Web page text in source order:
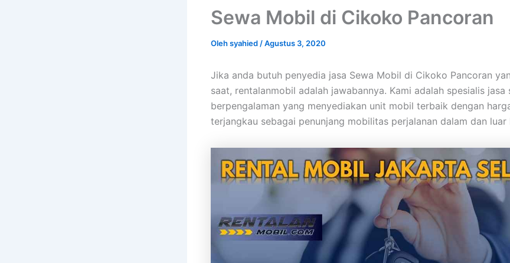
Sewa Mobil di Cikoko Pancoran
Olehsyahied /Agustus 3, 2020
Jika anda butuh penyedia jasa Sewa Mobil di Cikoko Pancoran
saat, rentalanmobil adalah jawabannya. Kami adalah spesialis jasa
berpengalaman yang menyediakan unit mobil terbaik dengan
terjangkau sebagai penunjang mobilitas perjalanan dalam dan